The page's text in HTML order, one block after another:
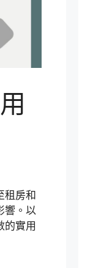
租房和
響。以
的實用